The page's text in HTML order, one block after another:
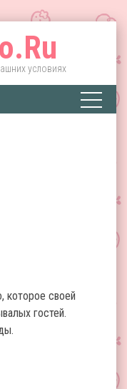
условиях
которое своей
гостей.